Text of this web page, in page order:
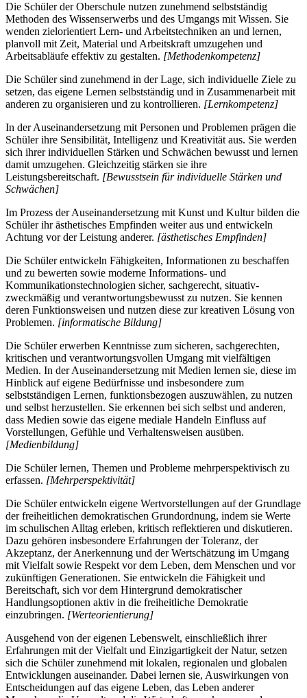
Die Schüler der Oberschule nutzen zunehmend selbstständig
Methoden des Wissenserwerbs und des Umgangs mit Wissen. Sie
wenden zielorientiert Lern- und Arbeitstechniken an und lernen,
planvoll mit Zeit, Material und Arbeitskraft umzugehen und
Arbeitsabläufe effektiv zu gestalten. [Methodenkompetenz]
Die Schüler sind zunehmend in der Lage, sich individuelle Ziele zu
setzen, das eigene Lernen selbstständig und in Zusammenarbeit mit
anderen zu organisieren und zu kontrollieren. [Lernkompetenz]
In der Auseinandersetzung mit Personen und Problemen prägen die
Schüler ihre Sensibilität, Intelligenz und Kreativität aus. Sie werden
sich ihrer individuellen Stärken und Schwächen bewusst und lernen
damit umzugehen. Gleichzeitig stärken sie ihre
Leistungsbereitschaft. [Bewusstsein für individuelle Stärken und
Schwächen]
Im Prozess der Auseinandersetzung mit Kunst und Kultur bilden die
Schüler ihr ästhetisches Empfinden weiter aus und entwickeln
Achtung vor der Leistung anderer. [ästhetisches Empfinden]
Die Schüler entwickeln Fähigkeiten, Informationen zu beschaffen
und zu bewerten sowie moderne Informations- und
Kommunikationstechnologien sicher, sachgerecht, situativ-
zweckmäßig und verantwortungsbewusst zu nutzen. Sie kennen
deren Funktionsweisen und nutzen diese zur kreativen Lösung von
Problemen. [informatische Bildung]
Die Schüler erwerben Kenntnisse zum sicheren, sachgerechten,
kritischen und verantwortungsvollen Umgang mit vielfältigen
Medien. In der Auseinandersetzung mit Medien lernen sie, diese im
Hinblick auf eigene Bedürfnisse und insbesondere zum
selbstständigen Lernen, funktionsbezogen auszuwählen, zu nutzen
und selbst herzustellen. Sie erkennen bei sich selbst und anderen,
dass Medien sowie das eigene mediale Handeln Einfluss auf
Vorstellungen, Gefühle und Verhaltensweisen ausüben.
[Medienbildung]
Die Schüler lernen, Themen und Probleme mehrperspektivisch zu
erfassen. [Mehrperspektivität]
Die Schüler entwickeln eigene Wertvorstellungen auf der Grundlage
der freiheitlichen demokratischen Grundordnung, indem sie Werte
im schulischen Alltag erleben, kritisch reflektieren und diskutieren.
Dazu gehören insbesondere Erfahrungen der Toleranz, der
Akzeptanz, der Anerkennung und der Wertschätzung im Umgang
mit Vielfalt sowie Respekt vor dem Leben, dem Menschen und vor
zukünftigen Generationen. Sie entwickeln die Fähigkeit und
Bereitschaft, sich vor dem Hintergrund demokratischer
Handlungsoptionen aktiv in die freiheitliche Demokratie
einzubringen. [Werteorientierung]
Ausgehend von der eigenen Lebenswelt, einschließlich ihrer
Erfahrungen mit der Vielfalt und Einzigartigkeit der Natur, setzen
sich die Schüler zunehmend mit lokalen, regionalen und globalen
Entwicklungen auseinander. Dabei lernen sie, Auswirkungen von
Entscheidungen auf das eigene Leben, das Leben anderer